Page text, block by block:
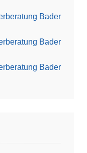
Bader
Bader
Bader